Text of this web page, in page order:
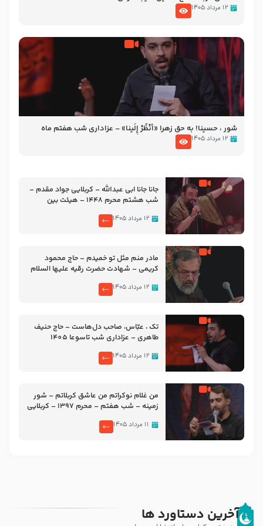
۱۲ مرداد ۱۴۰۵
شور ، حسینا! به‌ حق زهرا «أُنْظُرْ إِلَینا» – عزاداری شب هفتم ماه
محرّم 1405
۱۲ مرداد ۱۴۰۵
جانا جانا ابی عبدالله – کربلایی جواد مقدم –
شب هشتم محرم 1448 – هیئت بین
۱۲ مرداد ۱۴۰۵
مادر منم مثل تو خمیدم – حاج محمود
کریمی – شهادت حضرت رقیه علیها السلام
۱۲ مرداد ۱۴۰۵
تک ، عبّاس، صاحب دل‌هاست – حاج حنیف
طاهری – عزاداری شب تاسوعا 1405
۱۲ مرداد ۱۴۰۵
من غلام نوکراتم من عاشق کربلاتم – شور
زمینه – شب هفتم – محرم 1397 – کربلایی
۱۱ مرداد ۱۴۰۵
آخرین دستاورد ها